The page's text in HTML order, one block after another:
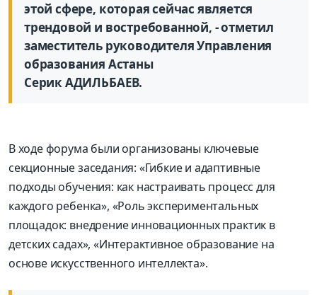
этой сфере, которая сейчас является
трендовой и востребованной, - отметил
заместитель руководителя Управления
образования Астаны
Серик АДИЛЬБАЕВ.
В ходе форума были организованы ключевые
секционные заседания: «Гибкие и адаптивные
подходы обучения: как настраивать процесс для
каждого ребенка», «Роль экспериментальных
площадок: внедрение инновационных практик в
детских садах», «Интерактивное образование на
основе искусственного интеллекта».